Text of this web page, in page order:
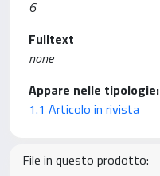
6
Fulltext
none
Appare nelle tipologie:
1.1 Articolo in rivista
File in questo prodotto: